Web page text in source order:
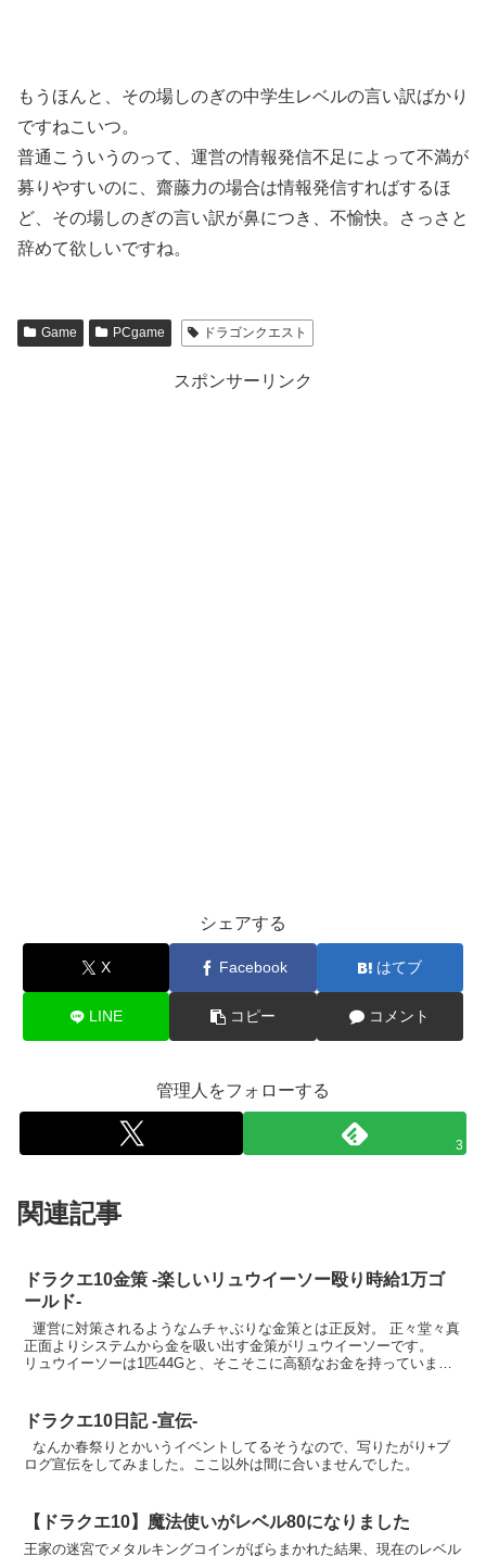
もうほんと、その場しのぎの中学生レベルの言い訳ばかり
ですねこいつ。
普通こういうのって、運営の情報発信不足によって不満が
募りやすいのに、齋藤力の場合は情報発信すればするほ
ど、その場しのぎの言い訳が鼻につき、不愉快。さっさと
辞めて欲しいですね。
Game PCgame ドラゴンクエスト
スポンサーリンク
シェアする
X Facebook はてブ
LINE コピー コメント
管理人をフォローする
3
関連記事
ドラクエ10金策 -楽しいリュウイーソー殴り時給1万ゴ
ールド-
運営に対策されるようなムチャぶりな金策とは正反対。 正々堂々真
正面よりシステムから金を吸い出す金策がリュウイーソーです。
リュウイーソーは1匹44Gと、そこそこに高額なお金を持っていま
ドラクエ10日記 -宣伝-
なんか春祭りとかいうイベントしてるそうなので、写りたがり+ブ
ログ宣伝をしてみました。ここ以外は間に合いませんでした。
【ドラクエ10】魔法使いがレベル80になりました
王家の迷宮でメタルキングコインがばらまかれた結果、現在のレベル